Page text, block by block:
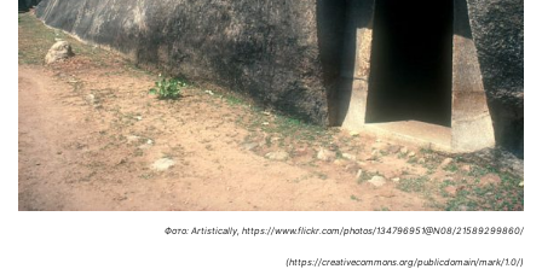
Фото: Artistically, https://www.flickr.com/photos/134796951@N08/21589299860/
(https://creativecommons.org/publicdomain/mark/1.0/)